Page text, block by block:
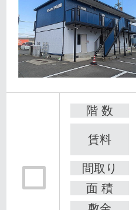
階 数
賃料
間取り
面 積